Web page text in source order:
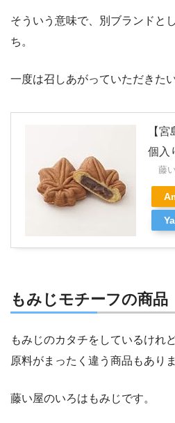
そういう意味で、別ブランドと
ち。
一度は召しあがっていただきた
【
個入
藤
もみじモチーフの商品
もみじのカタチをしているけれ
原料がまったく違う商品もありま
藤い屋のいろはもみじです。